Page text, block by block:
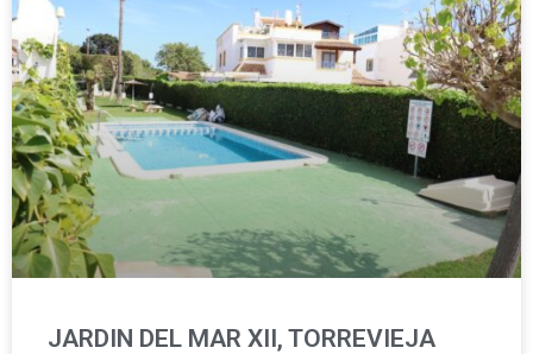
JARDIN DEL MAR XII, TORREVIEJA